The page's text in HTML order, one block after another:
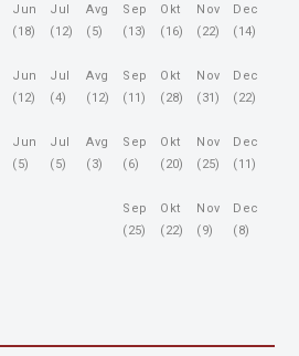
Jun
(18)
Jul
(12)
Avg
(5)
Sep
(13)
Okt
(16)
Nov
(22)
Dec
(14)
Jun
(12)
Jul
(4)
Avg
(12)
Sep
(11)
Okt
(28)
Nov
(31)
Dec
(22)
Jun
(5)
Jul
(5)
Avg
(3)
Sep
(6)
Okt
(20)
Nov
(25)
Dec
(11)
Sep
(25)
Okt
(22)
Nov
(9)
Dec
(8)